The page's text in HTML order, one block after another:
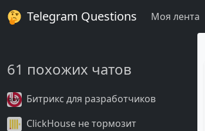
Telegram Questions Моя лента
61 похожих чатов
Битрикс для разработчиков
ClickHouse не тормозит